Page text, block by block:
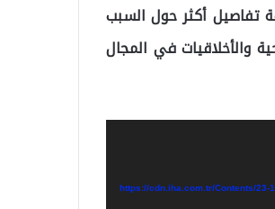
تفاصيل أكثر حول السبب
والأخلاقيات في المجال